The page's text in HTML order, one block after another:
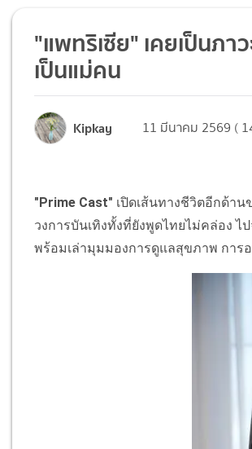
"แพทริเซีย" เคยเป็นภ
เป็นแม่คน
Kipkay 11 มีนาคม 2569 (
"Prime Cast" เปิดเส้นทางชีวิตอีกด้าน
วงการบันเทิงทั้งที่ยังพูดไทยไม่คล่อง
พร้อมเล่ามุมมองการดูแลสุขภาพ กา